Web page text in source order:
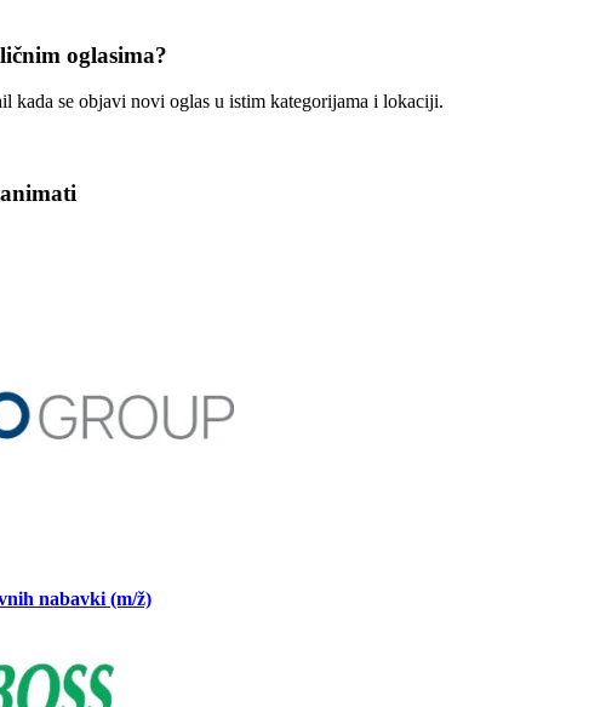
oglasima?
kada se objavi novi oglas u istim kategorijama i lokaciji.
nabavki (m/ž)